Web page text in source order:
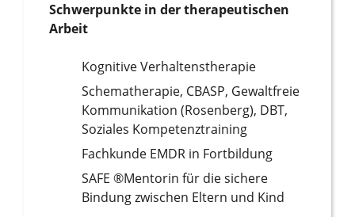
Schwerpunkte in der therapeutischen
Arbeit
Kognitive Verhaltenstherapie
Schematherapie, CBASP, Gewaltfreie
Kommunikation (Rosenberg), DBT,
Soziales Kompetenztraining
Fachkunde EMDR in Fortbildung
SAFE ®Mentorin für die sichere
Bindung zwischen Eltern und Kind